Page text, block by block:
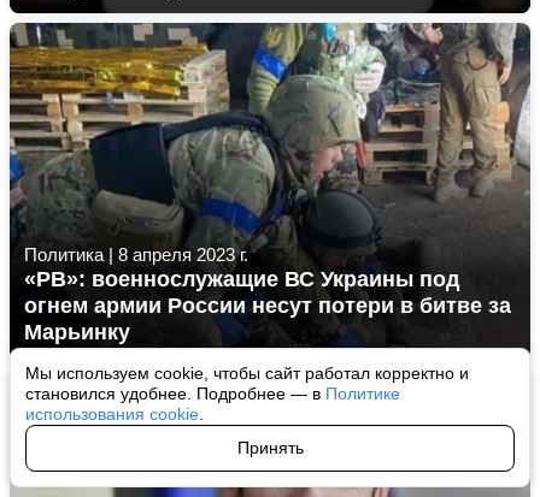
Мы используем cookie, чтобы сайт работал корректно и
становился удобнее. Подробнее — в Политике
использования cookie
Принять
Политика | 8 апреля 2023 г.
«РВ»: военнослужащие ВС Украины под
огнем армии России несут потери в битве за
Марьинку